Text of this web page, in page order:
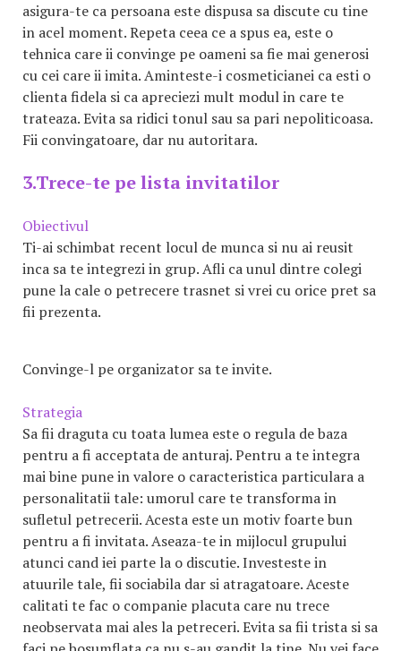
asigura-te ca persoana este dispusa sa discute cu tine
in acel moment. Repeta ceea ce a spus ea, este o
tehnica care ii convinge pe oameni sa fie mai generosi
cu cei care ii imita. Aminteste-i cosmeticianei ca esti o
clienta fidela si ca apreciezi mult modul in care te
trateaza. Evita sa ridici tonul sau sa pari nepoliticoasa.
Fii convingatoare, dar nu autoritara.
3.Trece-te pe lista invitatilor
Obiectivul
Ti-ai schimbat recent locul de munca si nu ai reusit
inca sa te integrezi in grup. Afli ca unul dintre colegi
pune la cale o petrecere trasnet si vrei cu orice pret sa
fii prezenta.
Convinge-l pe organizator sa te invite.
Strategia
Sa fii draguta cu toata lumea este o regula de baza
pentru a fi acceptata de anturaj. Pentru a te integra
mai bine pune in valore o caracteristica particulara a
personalitatii tale: umorul care te transforma in
sufletul petrecerii. Acesta este un motiv foarte bun
pentru a fi invitata. Aseaza-te in mijlocul grupului
atunci cand iei parte la o discutie. Investeste in
atuurile tale, fii sociabila dar si atragatoare. Aceste
calitati te fac o companie placuta care nu trece
neobservata mai ales la petreceri. Evita sa fii trista si sa